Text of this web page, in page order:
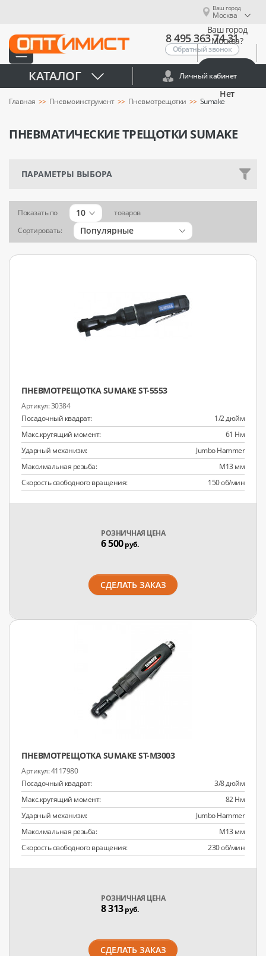
Ваш город
Москва
Ваш город
Москва?
Нет
8 495 363 74 31
Обратный звонок
КАТАЛОГ Личный кабинет
Главная Пневмоинструмент Пневмотрещотки Sumake
ПНЕВМАТИЧЕСКИЕ ТРЕЩОТКИ SUMAKE
ПАРАМЕТРЫ ВЫБОРА
Показать по 10
товаров
Сортировать:
Популярные
ПНЕВМОТРЕЩОТКА SUMAKE ST-5553
30384
Посадочный квадрат:
1/2 дюйм
Макс.крутящий момент:
61 Нм
Ударный механизм:
Jumbo Hammer
Максимальная резьба:
M13 мм
Скорость свободного вращения:
150 об/мин
РОЗНИЧНАЯ ЦЕНА
6 500руб.
СДЕЛАТЬ ЗАКАЗ
ПНЕВМОТРЕЩОТКА SUMAKE ST-M3003
4117980
Посадочный квадрат:
3/8 дюйм
Макс.крутящий момент:
82 Нм
Ударный механизм:
Jumbo Hammer
Максимальная резьба:
M13 мм
Скорость свободного вращения:
230 об/мин
РОЗНИЧНАЯ ЦЕНА
8 313руб.
СДЕЛАТЬ ЗАКАЗ